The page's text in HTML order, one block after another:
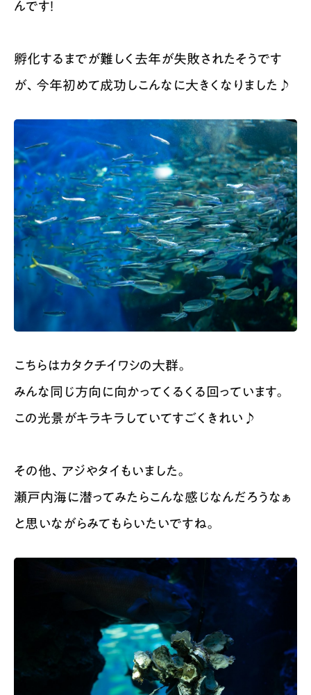
んです！
孵化するまでが難しく去年が失敗されたそうです
が、今年初めて成功しこんなに大きくなりました♪
こちらはカタクチイワシの大群。
みんな同じ方向に向かってくるくる回っています。
この光景がキラキラしていてすごくきれい♪
その他、アジやタイもいました。
瀬戸内海に潜ってみたらこんな感じなんだろうなぁ
と思いながらみてもらいたいですね。